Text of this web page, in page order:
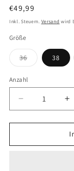
Normaler
Preis
€49,99
Inkl. Steuern. Versand wird
Größe
36Variante
ausverkauft
nicht
verfügbar
38
Anzahl
Anzahl
Verringere
die
Menge
OPUS